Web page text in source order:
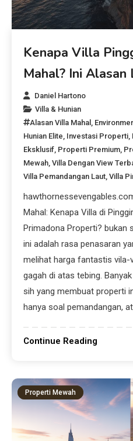
Kenapa Villa
Mahal? Ini Alasan
Daniel Hartono
Villa & Hunian
Alasan Villa Mahal ,
Hunian Elite, Investasi Properti,
Eksklusif, Properti Premium,
Mewah,Villa Dengan View
Villa Pemandangan Laut,Villa
Mahal: Kenapa Villa di
Primadona Properti? bukan
ini adalah rasa penasaran
melihat harga fantastis vila-
gagah di atas tebing.
sih yang membuat properti
hanya soal pemandangan,
Continue Reading
Properti Mewah